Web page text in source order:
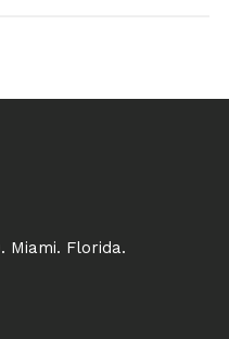
Miami. Florida.